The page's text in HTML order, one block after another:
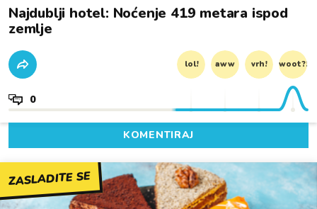
Najdublji hotel: Noćenje 419 metara ispod
zemlje
lol! aww vrh! woot?!
0
KOMENTIRAJ
ZASLADITE SE